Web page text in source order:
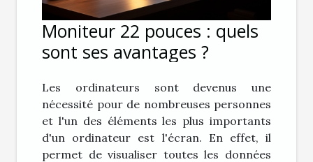
Moniteur 22 pouces : quels
sont ses avantages ?
Les ordinateurs sont devenus une
nécessité pour de nombreuses personnes
et l'un des éléments les plus importants
d'un ordinateur est l'écran. En effet, il
permet de visualiser toutes les données